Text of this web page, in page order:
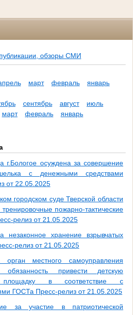
обзоры СМИ
март февраль
январь
сентябрь август
июль
март февраль
январь
г.Бологое осуждена за совершение
с денежными средствами
от 22.05.2025
городском суде Тверской области
пожарно-тактические
релиз от 21.05.2025
незаконное хранение взрывчатых
релиз от 21.05.2025
местного самоуправления
обязанность привести детскую
площадку в соответствие с
ГОСТа Пресс-релиз от 21.05.2025
за участие в патриотической